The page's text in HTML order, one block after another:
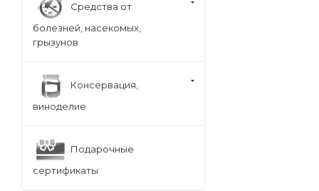
Средства от
болезней, насекомых,
грызунов
Консервация,
виноделие
Подарочные
сертификаты